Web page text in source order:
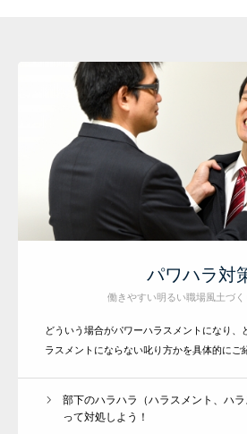
パワハラ対
働きやすい明るい職場風土づく
どういう場合がパワーハラスメントになり、
ラスメントにならない叱り方かを具体的にご
部下のハラハラ（ハラスメント、ハ
って対処しよう！